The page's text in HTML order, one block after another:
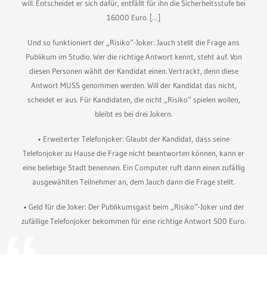
will. Entscheidet er sich dafür, entfällt für ihn die Sicherheitsstufe bei
16000 Euro. […]
Und so funktioniert der „Risiko“-Joker: Jauch stellt die Frage ans
Publikum im Studio. Wer die richtige Antwort kennt, steht auf. Von
diesen Personen wählt der Kandidat einen. Vertrackt, denn diese
Antwort MUSS genommen werden. Will der Kandidat das nicht,
scheidet er aus. Für Kandidaten, die nicht „Risiko“ spielen wollen,
bleibt es bei drei Jokern.
• Erweiterter Telefonjoker: Glaubt der Kandidat, dass seine
Telefonjoker zu Hause die Frage nicht beantworten können, kann er
eine beliebige Stadt benennen. Ein Computer ruft dann einen zufällig
ausgewählten Teilnehmer an, dem Jauch dann die Frage stellt.
• Geld für die Joker: Der Publikumsgast beim „Risiko“-Joker und der
zufällige Telefonjoker bekommen für eine richtige Antwort 500 Euro.